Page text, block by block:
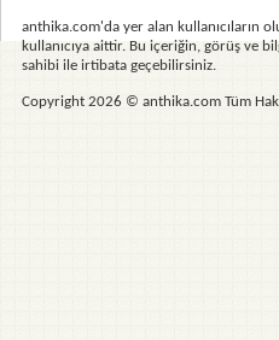
anthika.com'da yer alan kullanıcıların
kullanıcıya aittir. Bu içeriğin, görüş ve
sahibi ile irtibata geçebilirsiniz.
Copyright 2026 © anthika.com